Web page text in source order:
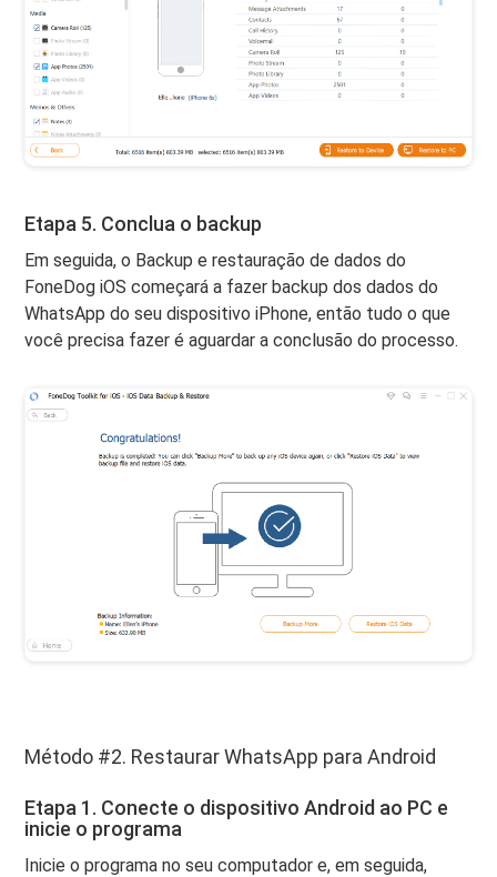
Etapa 5. Conclua o backup
Em seguida, o Backup e restauração de dados do
FoneDog iOS começará a fazer backup dos dados do
WhatsApp do seu dispositivo iPhone, então tudo o que
você precisa fazer é aguardar a conclusão do processo.
Método #2. Restaurar WhatsApp para Android
Etapa 1. Conecte o dispositivo Android ao PC e
inicie o programa
Inicie o programa no seu computador e, em seguida,